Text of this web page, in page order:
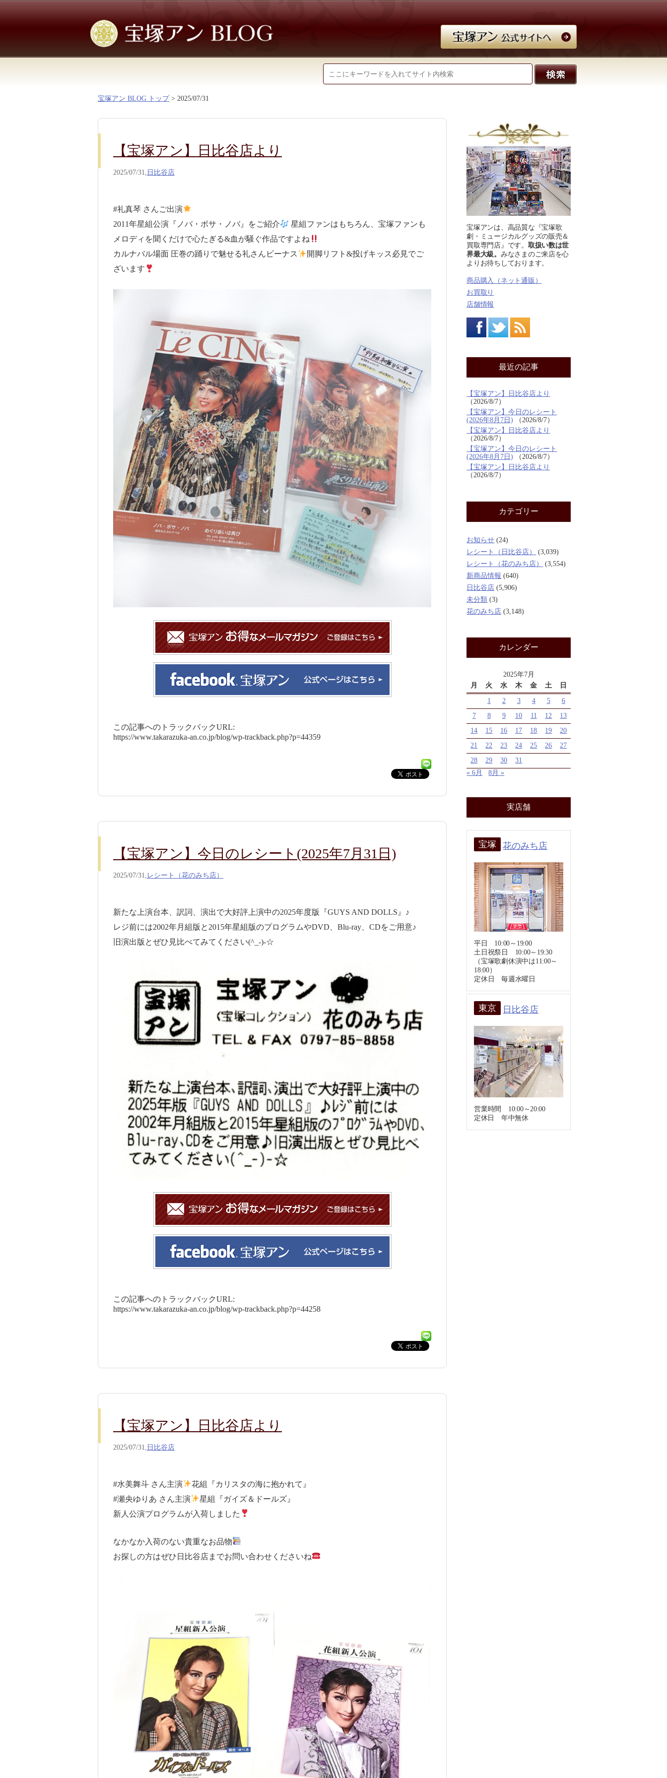
宝塚アン BLOG トップ > 2025/07/31
【宝塚アン】日比谷店より
2025/07/31, 日比谷店
#礼真琴 さんご出演
2011年星組公演『ノバ・ボサ・ノバ』をご紹介
星組ファンはもちろん、宝塚ファンも
メロディを聞くだけで心たぎる&血が騒ぐ作品ですよね
カルナバル場面 圧巻の踊りで魅せる礼さんビーナス
開脚リフト&投げキッス必見でご
ざいます
この記事へのトラックバックURL:
https://www.takarazuka-an.co.jp/blog/wp-trackback.php?p=44359
【宝塚アン】今日のレシート(2025年7月31日)
2025/07/31, レシート（花のみち店）
新たな上演台本、訳詞、演出で大好評上演中の2025年度版『GUYS AND DOLLS』♪
レジ前には2002年月組版と2015年星組版のプログラムやDVD、Blu-ray、CDをご用意♪
旧演出版とぜひ見比べてみてください(^_-)-☆
この記事へのトラックバックURL:
https://www.takarazuka-an.co.jp/blog/wp-trackback.php?p=44258
【宝塚アン】日比谷店より
2025/07/31, 日比谷店
#水美舞斗 さん主演
花組『カリスタの海に抱かれて』
#瀬央ゆりあ さん主演
星組『ガイズ＆ドールズ』
新人公演プログラムが入荷しました
なかなか入荷のない貴重なお品物
お探しの方はぜひ日比谷店までお問い合わせくださいね
宝塚アンは、高品質な『宝塚歌
劇・ミュージカルグッズの販売＆
買取専門店』です。 取扱い数は世
界最大級。 みなさまのご来店を心
よりお待ちしております。
商品購入（ネット通販）
お買取り
店舗情報
最近の記事
【宝塚アン】日比谷店より
2026/8/7
【宝塚アン】今日のレシート
(2026年8月7日)
2026/8/7
【宝塚アン】日比谷店より
2026/8/7
【宝塚アン】今日のレシート
(2026年8月7日)
2026/8/7
【宝塚アン】日比谷店より
2026/8/7
カテゴリー
お知らせ (24)
レシート（日比谷店）
(3,039)
レシート（花のみち店）
(3,554)
新商品情報 (640)
日比谷店 (5,906)
未分類 (3)
花のみち店 (3,148)
カレンダー
2025年7月
月
火 水 木 金 土 日
1 2 3 4 5
6
7
8 9 10 11 12
13
14
15 16 17 18 19
20
21
22 23 24 25 26
27
28
29 30
31
« 6月
8月 »
実店舗
宝塚 花のみち店
平日 10:00～19:00
土日祝祭日 10:00～19:30
（宝塚歌劇休演中は11:00～
18:00）
定休日 毎週水曜日
東京 日比谷店
営業時間 10:00～20:00
定休日 年中無休